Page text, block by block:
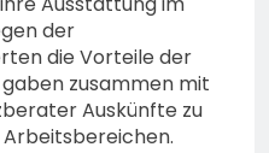
der
die Vorteile der
zusammen mit
Auskünfte zu